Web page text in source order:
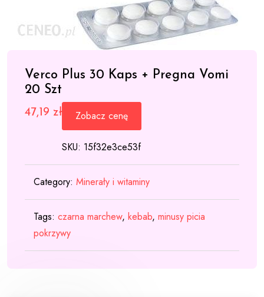
Verco Plus 30 Kaps + Pregna Vomi
20 Szt
47,19 zł Zobacz cenę
SKU: 15f32e3ce53f
Category: Minerały i witaminy
Tags: czarna marchew, kebab, minusy picia
pokrzywy